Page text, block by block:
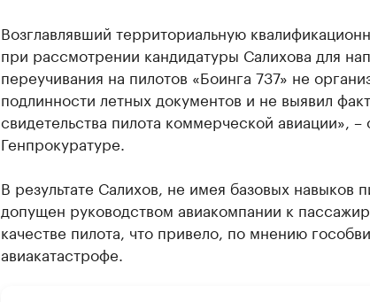
Возглавлявший территориальную
при рассмотрении кандидатуры Салихова для
переучивания на пилотов «Боинга 737» не
подлинности летных документов и не выявил
свидетельства пилота коммерческой авиации», –
Генпрокуратуре.
В результате Салихов, не имея базовых навыков
допущен руководством авиакомпании к
качестве пилота, что привело, по мнению
авиакатастрофе.